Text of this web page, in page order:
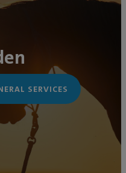
SERVICES